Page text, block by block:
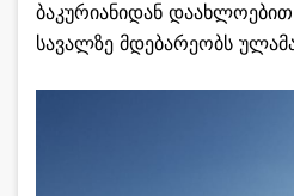
ბაკურიანიდან დაახლოებით
სავალზე მდებარეობს